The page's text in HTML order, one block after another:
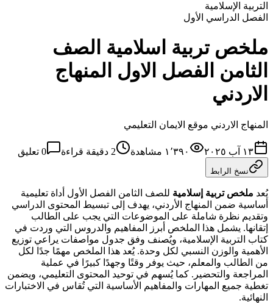
التربية الإسلامية
الفصل الدراسي الأول
ملخص تربية اسلامية الصف
الثامن الفصل الاول المنهاج
الاردني
المنهاج الاردني موقع الايمان التعليمي
١٣ آب ٢٠٢٥ ١٬٣٩٠ مشاهدة 2 دقيقة قراءة 0 تعليق
نسخ الرابط
يُعد ملخص تربية إسلامية للصف الثامن الفصل الأول أداة تعليمية
أساسية ضمن المنهاج الأردني، يهدف إلى تبسيط المحتوى الدراسي
وتقديم نظرة شاملة على الموضوعات التي يجب على الطالب
إتقانها. يشمل هذا الملخص أبرز المفاهيم والدروس التي وردت في
كتاب التربية الإسلامية، ويُصنف وفق جدول مواصفات يراعي توزيع
الأهمية والوزن النسبي لكل وحدة. يُعد هذا الملخص مهمًا جدًا لكل
من الطالب والمعلم، حيث يوفر وقتًا وجهدًا كبيرًا في عملية
المراجعة والتحضير. كما يُسهم في توحيد المحتوى التعليمي، ويضمن
تغطية جميع المهارات والمفاهيم الأساسية التي تُقاس في الاختبارات
النهائية.